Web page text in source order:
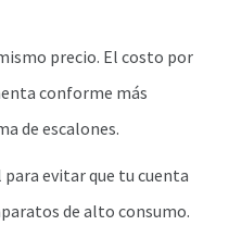
precio. El costo por
conforme más
de escalones.
evitar que tu cuenta
de alto consumo.